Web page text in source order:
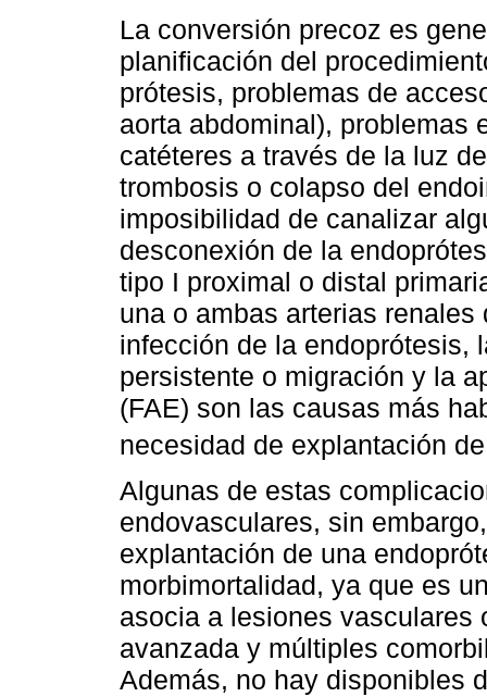
La conversión precoz es
planificación del
prótesis, problemas de
aorta abdominal), problemas
catéteres a través de la luz
trombosis o colapso del
imposibilidad de canalizar
desconexión de la
tipo I proximal o distal
una o ambas arterias
infección de la endoprótesis,
persistente o migración y la
(FAE) son las causas más
necesidad de explantación
Algunas de estas
endovasculares, sin
explantación de una
morbimortalidad, ya que es
asocia a lesiones vasculares
avanzada y múltiples
Además, no hay disponibles